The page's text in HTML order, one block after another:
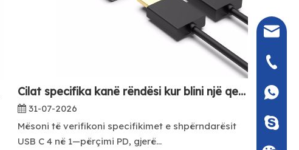
Cilat specifika kanë rëndësi kur blini një qendër USB-C 4-në-1?
31-07-2026
Mësoni të verifikoni specifikimet e shpërndarësit
USB C 4 në 1—përçimi PD, gjerë...
+86-
+86